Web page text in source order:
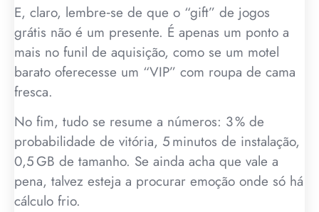
E, claro, lembre‑se de que o “gift” de jogos
grátis não é um presente. É apenas um ponto a
mais no funil de aquisição, como se um motel
barato oferecesse um “VIP” com roupa de cama
fresca.
No fim, tudo se resume a números: 3 % de
probabilidade de vitória, 5 minutos de instalação,
0,5 GB de tamanho. Se ainda acha que vale a
pena, talvez esteja a procurar emoção onde só há
cálculo frio.